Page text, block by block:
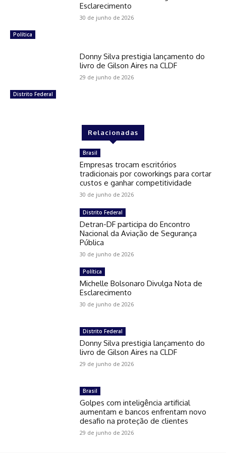
Política
Esclarecimento
30 de junho de 2026
Distrito Federal
Donny Silva prestigia lançamento do
livro de Gilson Aires na CLDF
29 de junho de 2026
Relacionadas
Brasil
Empresas trocam escritórios
tradicionais por coworkings para cortar
custos e ganhar competitividade
30 de junho de 2026
Distrito Federal
Detran-DF participa do Encontro
Nacional da Aviação de Segurança
Pública
30 de junho de 2026
Política
Michelle Bolsonaro Divulga Nota de
Esclarecimento
30 de junho de 2026
Distrito Federal
Donny Silva prestigia lançamento do
livro de Gilson Aires na CLDF
29 de junho de 2026
Brasil
Golpes com inteligência artificial
aumentam e bancos enfrentam novo
desafio na proteção de clientes
29 de junho de 2026